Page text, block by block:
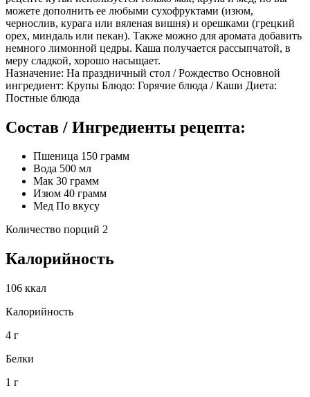
можете дополнить ее любыми сухофруктами (изюм,
чернослив, курага или вяленая вишня) и орешками (грецкий
орех, миндаль или пекан). Также можно для аромата добавить
немного лимонной цедры. Каша получается рассыпчатой, в
меру сладкой, хорошо насыщает.
Назначение: На праздничный стол / Рождество Основной
ингредиент: Крупы Блюдо: Горячие блюда / Каши Диета:
Постные блюда
Состав / Ингредиенты рецепта:
Пшеница 150 грамм
Вода 500 мл
Мак 30 грамм
Изюм 40 грамм
Мед По вкусу
Количество порций 2
Калорийность
106 ккал
Калорийность
4 г
Белки
1 г